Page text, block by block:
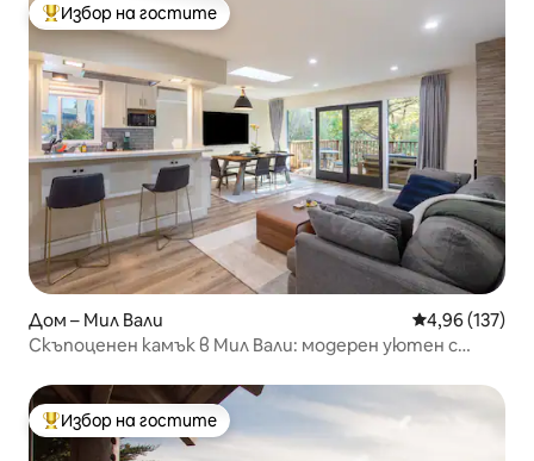
Най-популярен избор на гостите
Избор на гостите
Дом – Мил Вали Средна
4,96 (137)
Скъпоценен камък в Мил Вали: модерен уютен с
Най-популярен избор на гостите
Избор на гостите